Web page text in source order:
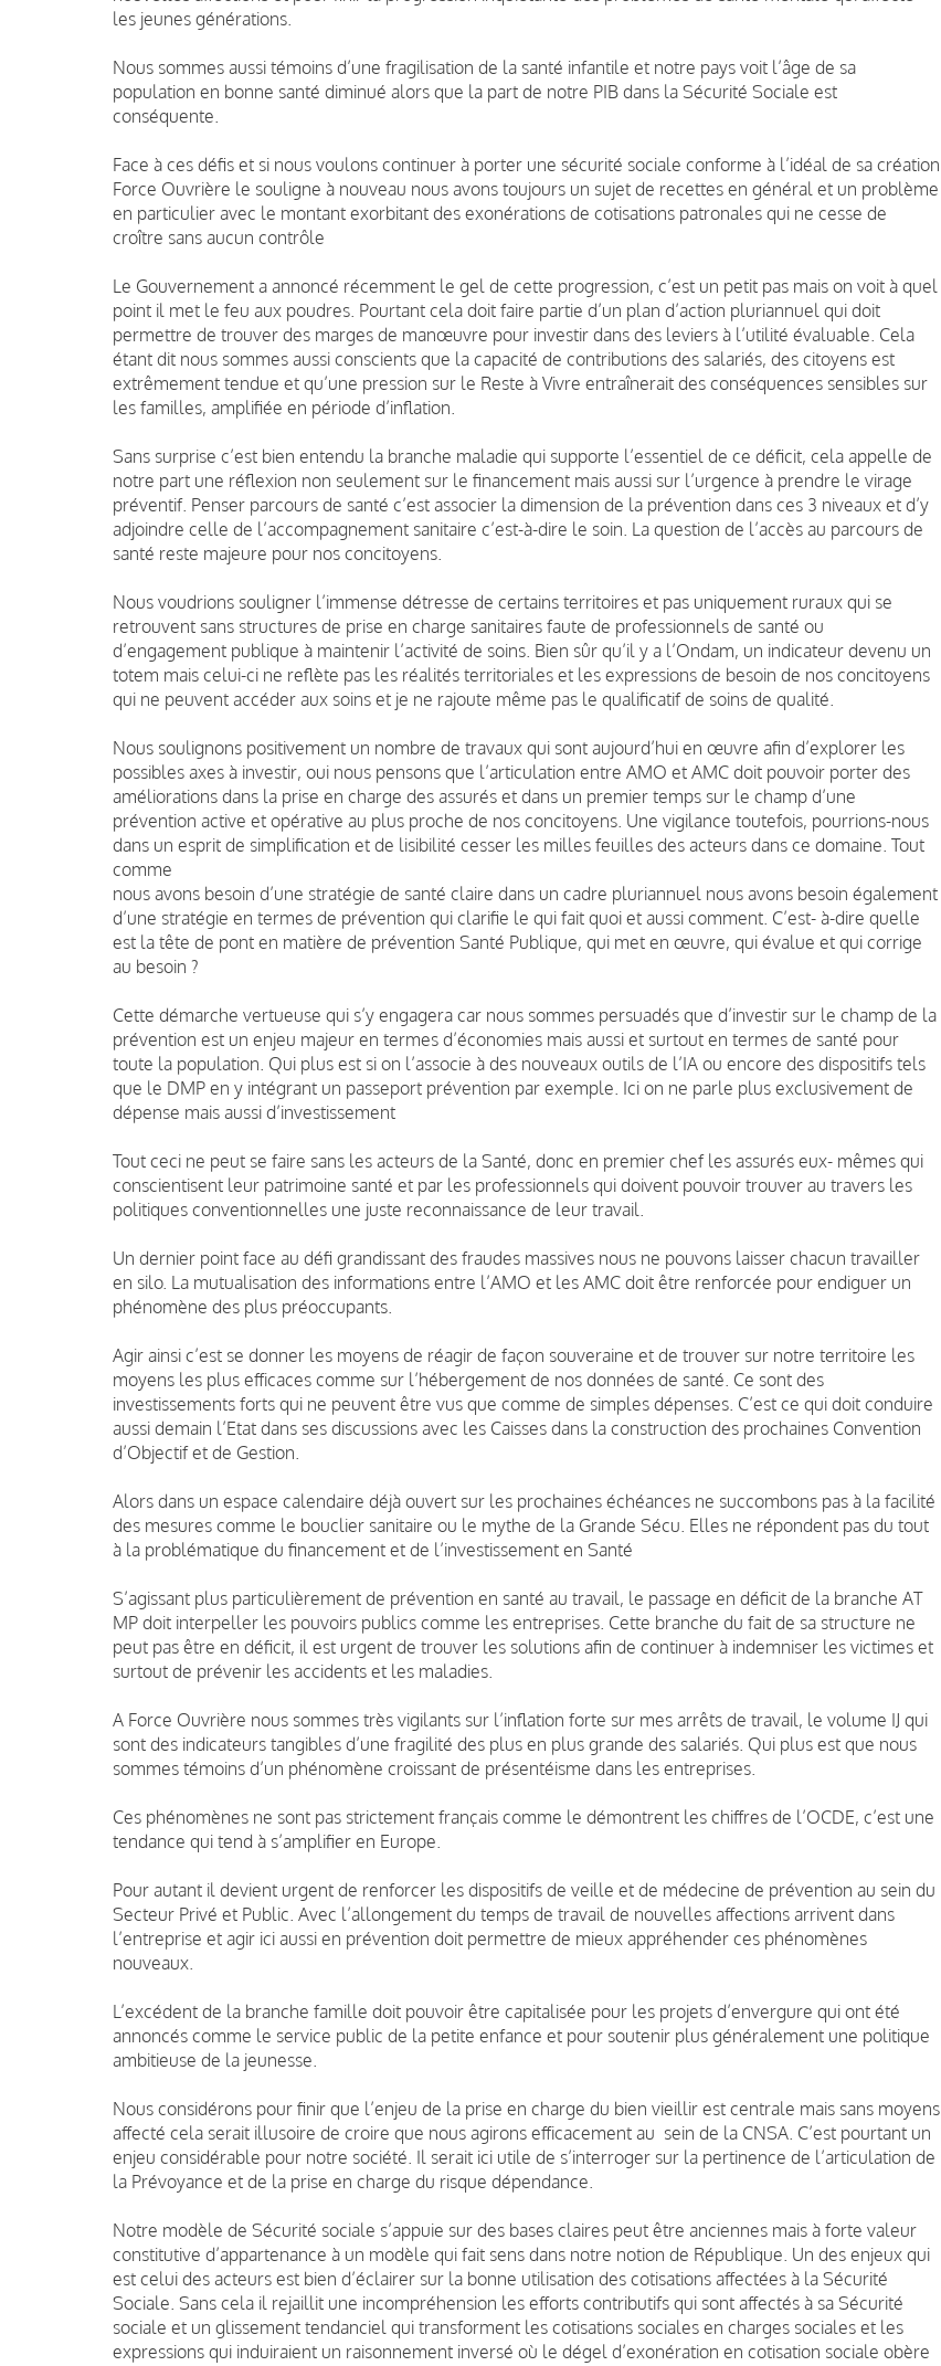
les jeunes générations.
Nous sommes aussi témoins d’une fragilisation de la santé infantile et notre pays voit l’âge de sa
population en bonne santé diminué alors que la part de notre PIB dans la Sécurité Sociale est
conséquente.
Face à ces défis et si nous voulons continuer à porter une sécurité sociale conforme à l’idéal de sa création
Force Ouvrière le souligne à nouveau nous avons toujours un sujet de recettes en général et un problème
en particulier avec le montant exorbitant des exonérations de cotisations patronales qui ne cesse de
croître sans aucun contrôle
Le Gouvernement a annoncé récemment le gel de cette progression, c’est un petit pas mais on voit à quel
point il met le feu aux poudres. Pourtant cela doit faire partie d’un plan d’action pluriannuel qui doit
permettre de trouver des marges de manœuvre pour investir dans des leviers à l’utilité évaluable. Cela
étant dit nous sommes aussi conscients que la capacité de contributions des salariés, des citoyens est
extrêmement tendue et qu’une pression sur le Reste à Vivre entraînerait des conséquences sensibles sur
les familles, amplifiée en période d’inflation.
Sans surprise c’est bien entendu la branche maladie qui supporte l’essentiel de ce déficit, cela appelle de
notre part une réflexion non seulement sur le financement mais aussi sur l’urgence à prendre le virage
préventif. Penser parcours de santé c’est associer la dimension de la prévention dans ces 3 niveaux et d’y
adjoindre celle de l’accompagnement sanitaire c’est-à-dire le soin. La question de l’accès au parcours de
santé reste majeure pour nos concitoyens.
Nous voudrions souligner l’immense détresse de certains territoires et pas uniquement ruraux qui se
retrouvent sans structures de prise en charge sanitaires faute de professionnels de santé ou
d’engagement publique à maintenir l’activité de soins. Bien sûr qu’il y a l’Ondam, un indicateur devenu un
totem mais celui-ci ne reflète pas les réalités territoriales et les expressions de besoin de nos concitoyens
qui ne peuvent accéder aux soins et je ne rajoute même pas le qualificatif de soins de qualité.
Nous soulignons positivement un nombre de travaux qui sont aujourd’hui en œuvre afin d’explorer les
possibles axes à investir, oui nous pensons que l’articulation entre AMO et AMC doit pouvoir porter des
améliorations dans la prise en charge des assurés et dans un premier temps sur le champ d’une
prévention active et opérative au plus proche de nos concitoyens. Une vigilance toutefois, pourrions-nous
dans un esprit de simplification et de lisibilité cesser les milles feuilles des acteurs dans ce domaine. Tout
comme
nous avons besoin d’une stratégie de santé claire dans un cadre pluriannuel nous avons besoin également
d’une stratégie en termes de prévention qui clarifie le qui fait quoi et aussi comment. C’est- à-dire quelle
est la tête de pont en matière de prévention Santé Publique, qui met en œuvre, qui évalue et qui corrige
au besoin ?
Cette démarche vertueuse qui s’y engagera car nous sommes persuadés que d’investir sur le champ de la
prévention est un enjeu majeur en termes d’économies mais aussi et surtout en termes de santé pour
toute la population. Qui plus est si on l’associe à des nouveaux outils de l’IA ou encore des dispositifs tels
que le DMP en y intégrant un passeport prévention par exemple. Ici on ne parle plus exclusivement de
dépense mais aussi d’investissement
Tout ceci ne peut se faire sans les acteurs de la Santé, donc en premier chef les assurés eux- mêmes qui
conscientisent leur patrimoine santé et par les professionnels qui doivent pouvoir trouver au travers les
politiques conventionnelles une juste reconnaissance de leur travail.
Un dernier point face au défi grandissant des fraudes massives nous ne pouvons laisser chacun travailler
en silo. La mutualisation des informations entre l’AMO et les AMC doit être renforcée pour endiguer un
phénomène des plus préoccupants.
Agir ainsi c’est se donner les moyens de réagir de façon souveraine et de trouver sur notre territoire les
moyens les plus efficaces comme sur l’hébergement de nos données de santé. Ce sont des
investissements forts qui ne peuvent être vus que comme de simples dépenses. C’est ce qui doit conduire
aussi demain l’Etat dans ses discussions avec les Caisses dans la construction des prochaines Convention
d’Objectif et de Gestion.
Alors dans un espace calendaire déjà ouvert sur les prochaines échéances ne succombons pas à la facilité
des mesures comme le bouclier sanitaire ou le mythe de la Grande Sécu. Elles ne répondent pas du tout
à la problématique du financement et de l’investissement en Santé
S’agissant plus particulièrement de prévention en santé au travail, le passage en déficit de la branche AT
MP doit interpeller les pouvoirs publics comme les entreprises. Cette branche du fait de sa structure ne
peut pas être en déficit, il est urgent de trouver les solutions afin de continuer à indemniser les victimes et
surtout de prévenir les accidents et les maladies.
A Force Ouvrière nous sommes très vigilants sur l’inflation forte sur mes arrêts de travail, le volume IJ qui
sont des indicateurs tangibles d’une fragilité des plus en plus grande des salariés. Qui plus est que nous
sommes témoins d’un phénomène croissant de présentéisme dans les entreprises.
Ces phénomènes ne sont pas strictement français comme le démontrent les chiffres de l’OCDE, c’est une
tendance qui tend à s’amplifier en Europe.
Pour autant il devient urgent de renforcer les dispositifs de veille et de médecine de prévention au sein du
Secteur Privé et Public. Avec l’allongement du temps de travail de nouvelles affections arrivent dans
l’entreprise et agir ici aussi en prévention doit permettre de mieux appréhender ces phénomènes
nouveaux.
L’excédent de la branche famille doit pouvoir être capitalisée pour les projets d’envergure qui ont été
annoncés comme le service public de la petite enfance et pour soutenir plus généralement une politique
ambitieuse de la jeunesse.
Nous considérons pour finir que l’enjeu de la prise en charge du bien vieillir est centrale mais sans moyens
affecté cela serait illusoire de croire que nous agirons efficacement au sein de la CNSA. C’est pourtant un
enjeu considérable pour notre société. Il serait ici utile de s’interroger sur la pertinence de l’articulation de
la Prévoyance et de la prise en charge du risque dépendance.
Notre modèle de Sécurité sociale s’appuie sur des bases claires peut être anciennes mais à forte valeur
constitutive d’appartenance à un modèle qui fait sens dans notre notion de République. Un des enjeux qui
est celui des acteurs est bien d’éclairer sur la bonne utilisation des cotisations affectées à la Sécurité
Sociale. Sans cela il rejaillit une incompréhension les efforts contributifs qui sont affectés à sa Sécurité
sociale et un glissement tendanciel qui transforment les cotisations sociales en charges sociales et les
expressions qui induiraient un raisonnement inversé où le dégel d’exonération en cotisation sociale obère